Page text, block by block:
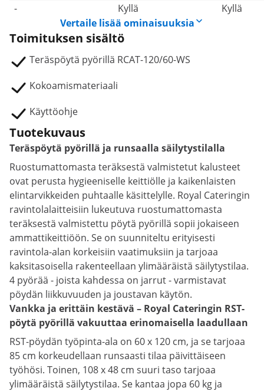
-
Kyllä
Kyllä
Vertaile lisää ominaisuuksia
Toimituksen sisältö
Teräspöytä pyörillä RCAT-120/60-WS
Kokoamismateriaali
Käyttöohje
Tuotekuvaus
Teräspöytä pyörillä ja runsaalla säilytystilalla
Ruostumattomasta teräksestä valmistetut kalusteet
ovat perusta hygieeniselle keittiölle ja kaikenlaisten
elintarvikkeiden puhtaalle käsittelylle. Royal Cateringin
ravintolalaitteisiin lukeutuva ruostumattomasta
teräksestä valmistettu pöytä pyörillä sopii jokaiseen
ammattikeittiöön. Se on suunniteltu erityisesti
ravintola-alan korkeisiin vaatimuksiin ja tarjoaa
kaksitasoisella rakenteellaan ylimääräistä säilytystilaa.
4 pyörää - joista kahdessa on jarrut - varmistavat
pöydän liikkuvuuden ja joustavan käytön.
Vankka ja erittäin kestävä – Royal Cateringin RST-
pöytä pyörillä vakuuttaa erinomaisella laadullaan
RST-pöydän työpinta-ala on 60 x 120 cm, ja se tarjoaa
85 cm korkeudellaan runsaasti tilaa päivittäiseen
työhösi. Toinen, 108 x 48 cm suuri taso tarjoaa
ylimääräistä säilytystilaa. Se kantaa jopa 60 kg ja